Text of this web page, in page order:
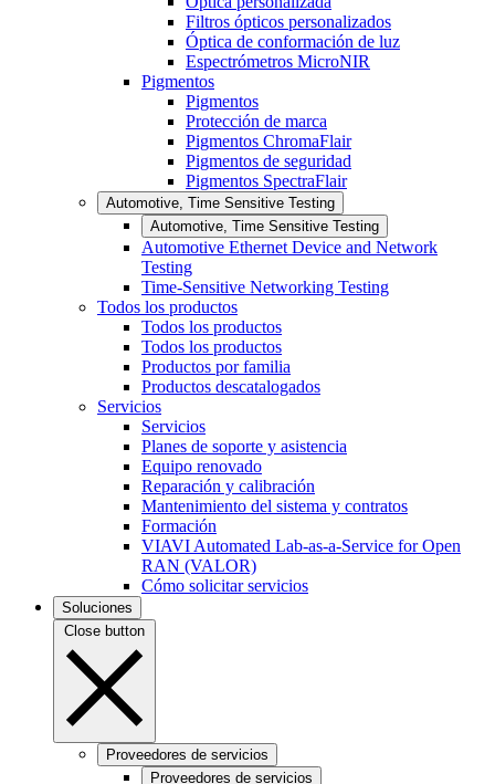
Filtros ópticos personalizados
Óptica de conformación de luz
Espectrómetros MicroNIR
Pigmentos
Pigmentos
Protección de marca
Pigmentos ChromaFlair
Pigmentos de seguridad
Pigmentos SpectraFlair
Automotive, Time Sensitive Testing
Automotive, Time Sensitive Testing
Automotive Ethernet Device and Network
Testing
Time-Sensitive Networking Testing
Todos los productos
Todos los productos
Todos los productos
Productos por familia
Productos descatalogados
Servicios
Servicios
Planes de soporte y asistencia
Equipo renovado
Reparación y calibración
Mantenimiento del sistema y contratos
Formación
VIAVI Automated Lab-as-a-Service for Open
RAN (VALOR)
Cómo solicitar servicios
Soluciones
Close button
Proveedores de servicios
Proveedores de servicios